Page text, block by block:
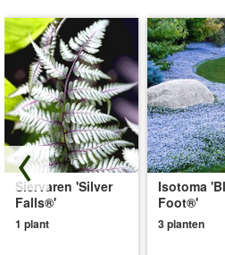
Siervaren 'Silver
Falls®'
1 plant
Isotoma
Foot®'
3 planten